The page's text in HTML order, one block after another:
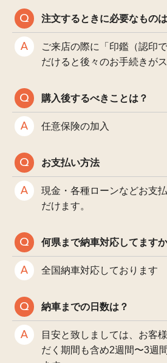
注文するときに必要なもの
ご来店の際に「印鑑（認印
だけると後々のお手続きが
購入後するべきことは？
任意保険の加入
お支払い方法
現金・各種ローンなどお支
だけます。
何県まで納車対応してます
全国納車対応しております
納車までの日数は？
目安と致しましては、お客
だく期間も含め2週間〜3週